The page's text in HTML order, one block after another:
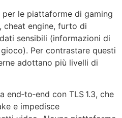
per le piattaforme di gaming
cheat engine, furto di
sensibili (informazioni di
Per contrastare questi
adottano più livelli di
con TLS 1.3, che
e impedisce